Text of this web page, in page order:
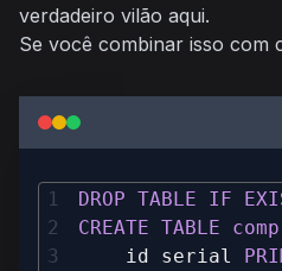
verdadeiro vilão aqui.
Se você combinar isso com
DROP TABLE IF
CREATE TABLE
    id serial